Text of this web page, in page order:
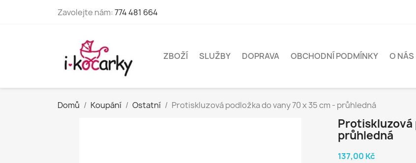
Zavolejte nám:774 481 664
ZBOŽÍ SLUŽBY DOPRAVA OBCHODNÍ PODMÍNKY O NÁS
Domů Koupání Ostatní Protiskluzová podložka do vany 70 x 35 cm - průhledná
Protiskluzová
průhledná
137,00 Kč